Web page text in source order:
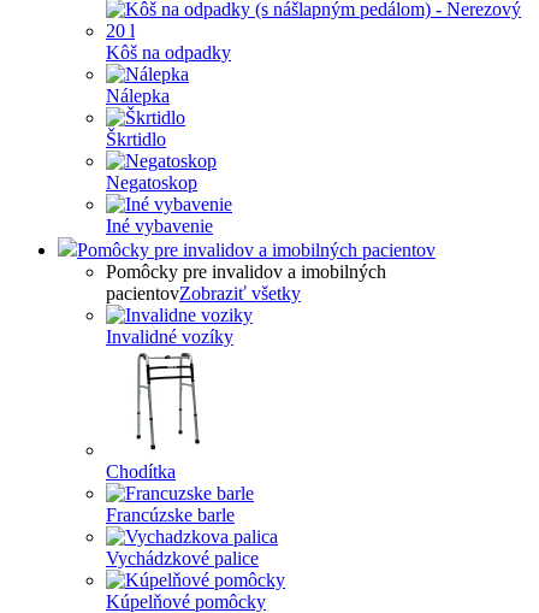
Kôš na odpadky
Nálepka
Škrtidlo
Negatoskop
Iné vybavenie
Pomôcky pre invalidov a imobilných pacientov
Pomôcky pre invalidov a imobilných
pacientovZobraziť všetky
Invalidné vozíky
Chodítka
Francúzske barle
Vychádzkové palice
Kúpelňové pomôcky